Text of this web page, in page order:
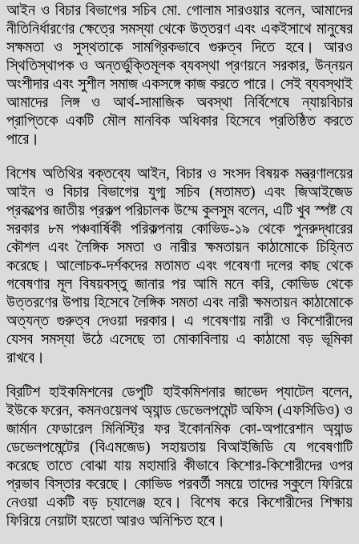
আইন ও বিচার বিভাগের সচিব মো. গোলাম সারওয়ার বলেন, আমাদের
নীতিনির্ধারণের ক্ষেত্রে সমস্যা থেকে উত্তরণ এবং একইসাথে মানুষের
সক্ষমতা ও সুস্থতাকে সামগ্রিকভাবে গুরুত্ব দিতে হবে। আরও
স্থিতিস্থাপক ও অন্তর্ভুক্তিমূলক ব্যবস্থা প্রণয়নে সরকার, উন্নয়ন
অংশীদার এবং সুশীল সমাজ একসঙ্গে কাজ করতে পারে। সেই ব্যবস্থাই
আমাদের লিঙ্গ ও আর্থ-সামাজিক অবস্থা নির্বিশেষে ন্যায়বিচার
প্রাপ্তিকে একটি মৌল মানবিক অধিকার হিসেবে প্রতিষ্ঠিত করতে
পারে।
বিশেষ অতিথির বক্তব্যে আইন, বিচার ও সংসদ বিষয়ক মন্ত্রণালয়ের
আইন ও বিচার বিভাগের যুগ্ম সচিব (মতামত) এবং জিআইজেড
প্রকল্পের জাতীয় প্রকল্প পরিচালক উম্মে কুলসুম বলেন, এটি খুব স্পষ্ট যে
সরকার ৮ম পঞ্চবার্ষিকী পরিকল্পনায় কোভিড-১৯ থেকে পুনরুদ্ধারের
কৌশল এবং লৈঙ্গিক সমতা ও নারীর ক্ষমতায়ন কাঠামোকে চিহ্নিত
করেছে। আলোচক-দর্শকদের মতামত এবং গবেষণা দলের কাছ থেকে
গবেষণার মূল বিষয়বস্তু জানার পর আমি মনে করি, কোভিড থেকে
উত্তরণের উপায় হিসেবে লৈঙ্গিক সমতা এবং নারী ক্ষমতায়ন কাঠামোকে
অত্যন্ত গুরুত্ব দেওয়া দরকার। এ গবেষণায় নারী ও কিশোরীদের
যেসব সমস্যা উঠে এসেছে তা মোকাবিলায় এ কাঠামো বড় ভূমিকা
রাখবে।
ব্রিটিশ হাইকমিশনের ডেপুটি হাইকমিশনার জাভেদ প্যাটেল বলেন,
ইউকে ফরেন, কমনওয়েলথ অ্যান্ড ডেভেলপমেন্ট অফিস (এফসিডিও) ও
জার্মান ফেডারেল মিনিস্ট্রি ফর ইকোনমিক কো-অপারেশান অ্যান্ড
ডেভেলপমেন্টের (বিএমজেড) সহায়তায় বিআইজিডি যে গবেষণাটি
করেছে তাতে বোঝা যায় মহামারি কীভাবে কিশোর-কিশোরীদের ওপর
প্রভাব বিস্তার করেছে। কোভিড পরবর্তী সময়ে তাদের স্কুলে ফিরিয়ে
নেওয়া একটি বড় চ্যালেঞ্জ হবে। বিশেষ করে কিশোরীদের শিক্ষায়
ফিরিয়ে নেয়াটা হয়তো আরও অনিশ্চিত হবে।